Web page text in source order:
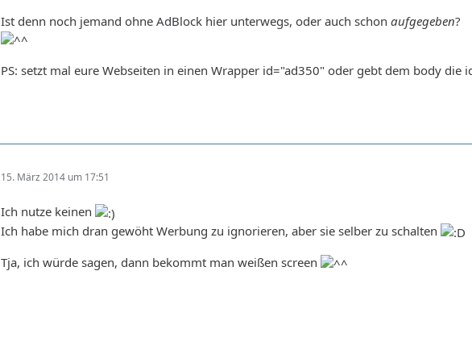
Ist denn noch jemand ohne AdBlock hier unterwegs, oder auch schon aufgegeben?
PS: setzt mal eure Webseiten in einen Wrapper id="ad350" oder gebt dem body die
15. März 2014 um 17:51
Ich nutze keinen
Ich habe mich dran gewöht Werbung zu ignorieren, aber sie selber zu schalten
Tja, ich würde sagen, dann bekommt man weißen screen